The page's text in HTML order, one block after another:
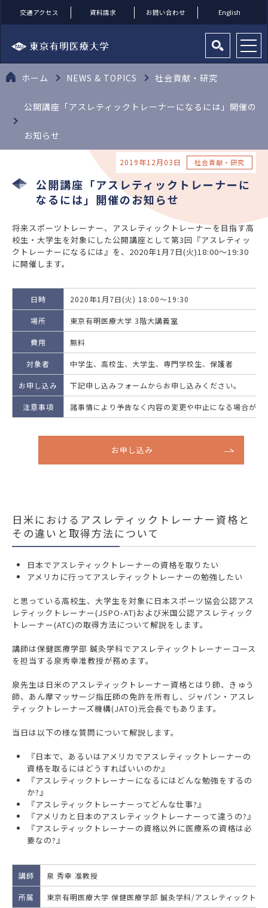
交通アクセス 資料請求 お問い合わせ English
ホーム NEWS & TOPICS 社会貢献・研究
公開講座「アスレティックトレーナーになるには」開催の
お知らせ
公開講座「アスレティックトレーナーに
なるには」開催のお知らせ
2019年12月03日 社会貢献・研究
将来スポーツトレーナー、アスレティックトレーナーを目指す高
校生・大学生を対象にした公開講座として第3回『アスレティッ
クトレーナーになるには』を、2020年1月7日(火)18:00～19:30
に開催します。
日時 2020年1月7日(火) 18:00～19:30
場所 東京有明医療大学 3階大講義室
費用 無料
対象者 中学生、高校生、大学生、専門学校生、保護者
お申し込み 下記申し込みフォームからお申し込みください。
注意事項 諸事情により予告なく内容の変更や中止になる場合がご
お申し込み
日米におけるアスレティックトレーナー資格と
その違いと取得方法について
日本でアスレティックトレーナーの資格を取りたい
アメリカに行ってアスレティックトレーナーの勉強したい
と思っている高校生、大学生を対象に日本スポーツ協会公認アス
レティックトレーナー(JSPO-AT)および米国公認アスレティック
トレーナー(ATC)の取得方法について解説をします。
講師は保健医療学部 鍼灸学科でアスレティックトレーナーコース
を担当する泉秀幸准教授が務めます。
泉先生は日米のアスレティックトレーナー資格とはり師、きゅう
師、あん摩マッサージ指圧師の免許を所有し、ジャパン・アスレ
ティックトレーナーズ機構(JATO)元会長でもあります。
当日は以下の様な質問について解説します。
『日本で、あるいはアメリカでアスレティックトレーナーの
資格を取るにはどうすればいいのか』
『アスレティックトレーナーになるにはどんな勉強をするの
か?』
『アスレティックトレーナーってどんな仕事?』
『アメリカと日本のアスレティックトレーナーって違うの?』
『アスレティックトレーナーの資格以外に医療系の資格は必
要なの?』
講師 泉 秀幸 准教授
所属 東京有明医療大学 保健医療学部 鍼灸学科/アスレティックトレ